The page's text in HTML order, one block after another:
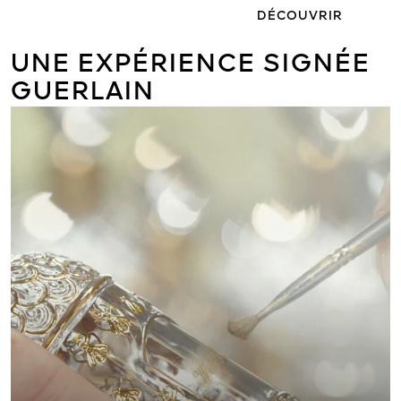
DÉCOUVRIR
UNE EXPÉRIENCE SIGNÉE
GUERLAIN